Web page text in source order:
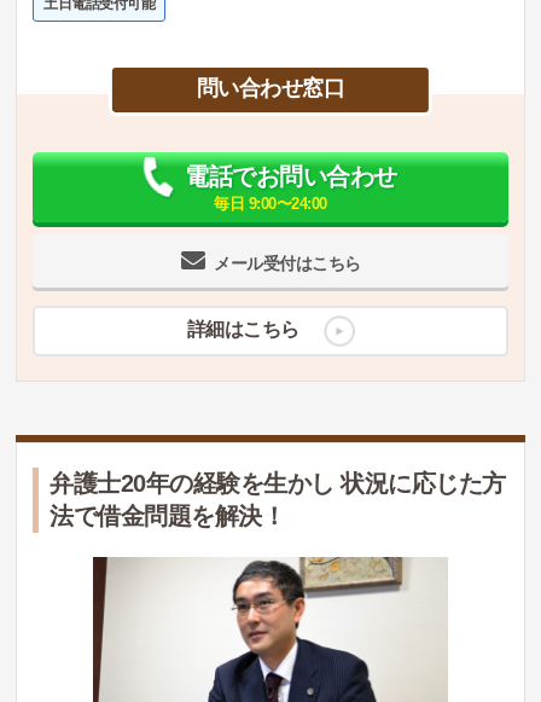
問い合わせ窓口
メール受付はこちら
電話でお問い合わせ
毎日 9:00〜24:00
詳細はこちら
弁護士20年の経験を生かし 状況に応じた方
法で借金問題を解決！